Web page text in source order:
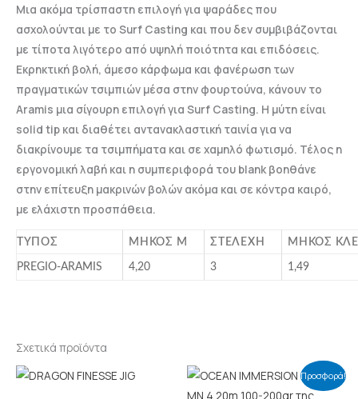
Μια ακόμα τρίσπαστη επιλογή για ψαράδες που
ασχολούνται με το Surf Casting και που δεν συμβιβάζονται
με τίποτα λιγότερο από υψηλή ποιότητα και επιδόσεις.
Εκρηκτική βολή, άμεσο κάρφωμα και φανέρωση των
πραγματικών τσιμπιών μέσα στην φουρτούνα, κάνουν το
Aramis μια σίγουρη επιλογή για Surf Casting. Η μύτη είναι
solid tip και διαθέτει αντανακλαστική ταινία για να
διακρίνουμε τα τσιμπήματα και σε χαμηλό φωτισμό. Τέλος η
εργονομική λαβή και η συμπεριφορά του blank βοηθάνε
στην επίτευξη μακρινών βολών ακόμα και σε κόντρα καιρό,
με ελάχιστη προσπάθεια.
ΤΥΠΟΣ ΜΗΚΟΣ M ΣΤΕΛΕΧΗ ΜΗΚΟΣ
PREGIO-ARAMIS 4,20 3 1,49
Σχετικά προϊόντα
Προσφορά!
Original
price
was:
Η
τρέχουσα
τιμή